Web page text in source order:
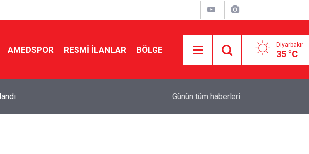
AMEDSPOR RESMI İLANLAR BÖLGE Diyarbakır
35 °C
Amedspor’un 3 oyuncusu Kayserispor’a
Günün tüm haberleri